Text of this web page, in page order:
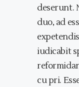
deserunt.
duo, ad
iudicabit
cu pri.